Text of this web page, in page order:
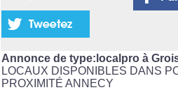
Annonce de type:localpro à
LOCAUX DISPONIBLES DANS
PROXIMITÉ ANNECY